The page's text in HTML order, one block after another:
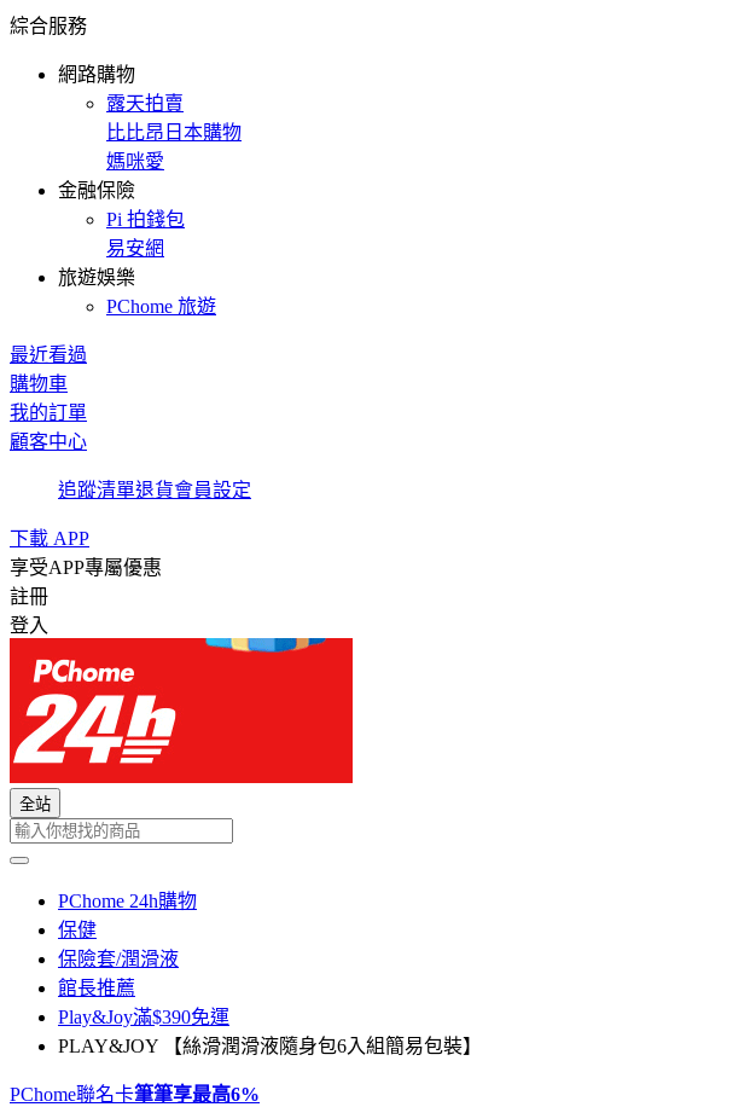
綜合服務
網路購物
露天拍賣
比比昂日本購物
媽咪愛
金融保險
Pi 拍錢包
易安網
旅遊娛樂
PChome 旅遊
最近看過
購物車
我的訂單
顧客中心
追蹤清單退貨會員設定
下載 APP
享受APP專屬優惠
註冊
登入
全站
PChome 24h購物
保健
保險套/潤滑液
館長推薦
Play&Joy滿$390免運
PLAY&JOY 【絲滑潤滑液隨身包6入組簡易包裝】
PChome聯名卡筆筆享最高6%